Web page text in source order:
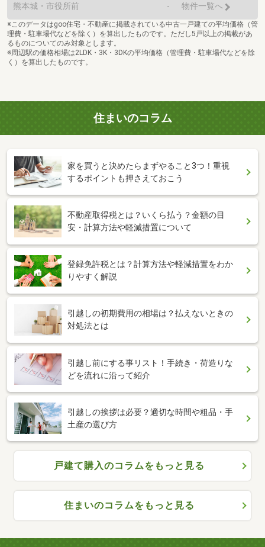
熊本城・市役所前 - 物件一覧へ
※このデータはgoo住宅・不動産に掲載されている中古一戸建ての平均価格（管
理費・駐車場代などを除く）を算出したものです。ただし5戸以上の掲載があ
るものについてのみ対象とします。
※周辺駅の価格相場は2LDK・3K・3DKの平均価格（管理費・駐車場代などを除
く）を算出したものです。
住まいのコラム
家を買うと決めたらまずやること3つ！重視
するポイントも押さえておこう
不動産取得税とは？いくら払う？金額の目
安・計算方法や軽減措置について
登録免許税とは？計算方法や軽減措置をわか
りやすく解説
引越しの初期費用の相場は？払えないときの
対処法とは
引越し前にする事リスト！手続き・荷造りな
どを流れに沿って紹介
引越しの挨拶は必要？適切な時間や粗品・手
土産の選び方
戸建て購入のコラムをもっと見る
住まいのコラムをもっと見る